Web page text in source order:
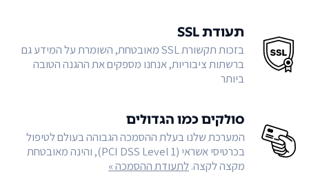
תעודת SSL
בזכות תקשורת SSL מאובטחת, השומרת על המידע גם
ברשתות ציבוריות, אנחנו מספקים את ההגנה הטובה
ביותר
סולקים כמו הגדולים
המערכת שלנו בעלת ההסמכה הגבוהה בעולם לטיפול
בכרטיסי אשראי (PCI DSS Level 1), והינה מאובטחת
מקצה לקצה.לתעודת ההסמכה »